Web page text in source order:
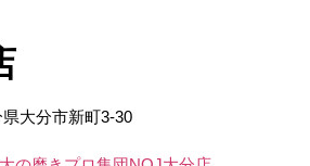
大分市新町3-30